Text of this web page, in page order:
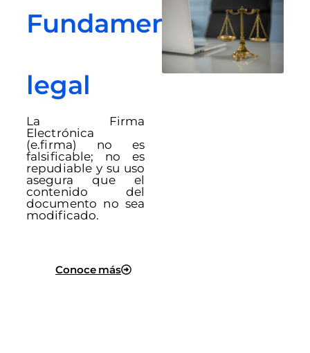
Fundamento
legal
La Firma
Electrónica
(e.firma) no es
falsificable; no es
repudiable y su uso
asegura que el
contenido del
documento no sea
modificado.
Conoce más